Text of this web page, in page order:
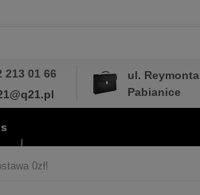
213 01 66
ul.
Pabianice
0zł!